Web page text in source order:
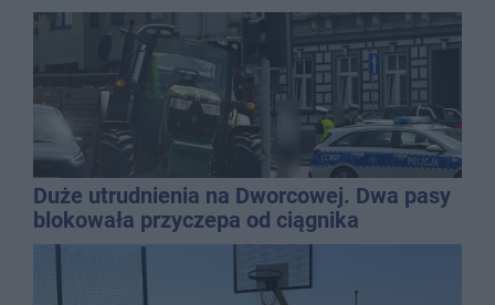
Duże utrudnienia na Dworcowej. Dwa pasy
blokowała przyczepa od ciągnika